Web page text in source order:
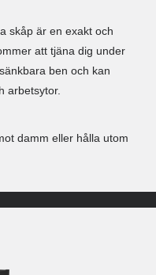
skåp är en exakt och
att tjäna dig under
ben och kan
arbetsytor.
damm eller hålla utom